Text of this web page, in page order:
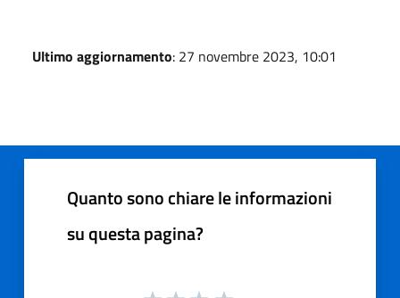
Ultimo aggiornamento: 27 novembre 2023, 10:01
Quanto sono chiare le informazioni
su questa pagina?